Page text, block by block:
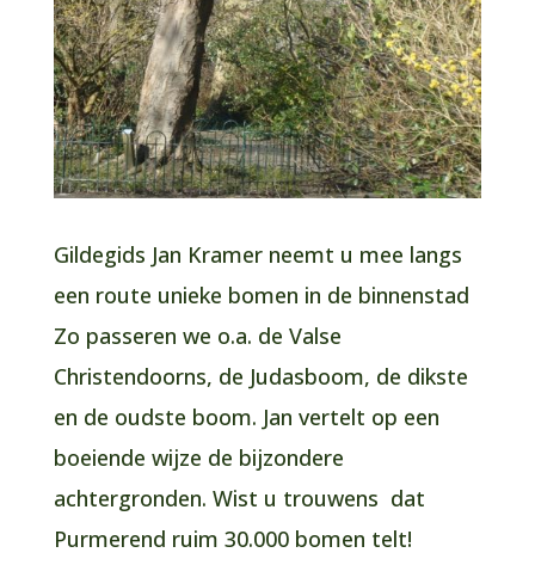
Gildegids Jan Kramer neemt u mee langs
een route unieke bomen in de binnenstad
Zo passeren we o.a. de Valse
Christendoorns, de Judasboom, de dikste
en de oudste boom. Jan vertelt op een
boeiende wijze de bijzondere
achtergronden. Wist u trouwens dat
Purmerend ruim 30.000 bomen telt!